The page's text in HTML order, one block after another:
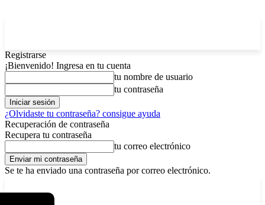
Registrarse
¡Bienvenido! Ingresa en tu cuenta
tu nombre de usuario
tu contraseña
¿Olvidaste tu contraseña? consigue ayuda
Recuperación de contraseña
Recupera tu contraseña
tu correo electrónico
Se te ha enviado una contraseña por correo electrónico.